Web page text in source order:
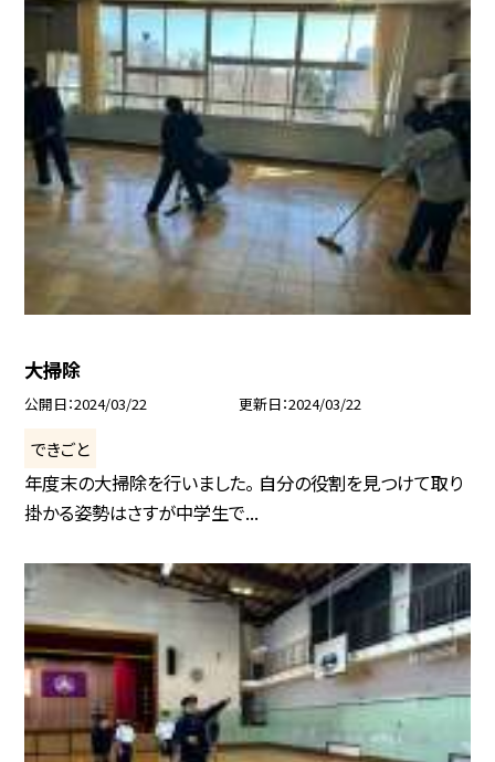
大掃除
公開日 2024/03/22 更新日 2024/03/22
できごと
年度末の大掃除を行いました。 自分の役割を見つけて取り
掛かる姿勢はさすが中学生で...